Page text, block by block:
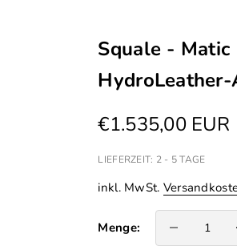
Squale -
Angebot
€1.535,00 EUR
LIEFERZEIT: 2 - 5 TAGE
inkl. MwSt.
Menge: